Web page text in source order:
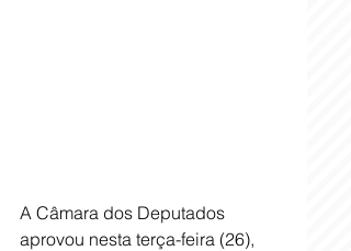
A Câmara dos Deputados
aprovou nesta terça-feira (26),